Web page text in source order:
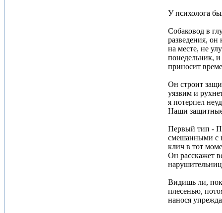
У психолога
Собаковод в
разведения, он
на месте, не
понедельник, и
приносит
Он строит
уязвим и
я потерпел
Наши защитные
Первый тип -
смешанными с
клич в тот
Он расскажет
Видишь ли,
плесенью,
нанося